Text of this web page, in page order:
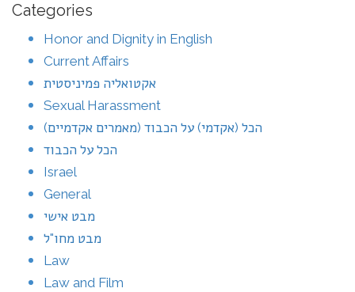
Categories
Honor and Dignity in English
Current Affairs
אקטואליה פמיניסטית
Sexual Harassment
הכל (אקדמי) על הכבוד (מאמרים אקדמיים)
הכל על הכבוד
Israel
General
מבט אישי
מבט מחו"ל
Law
Law and Film